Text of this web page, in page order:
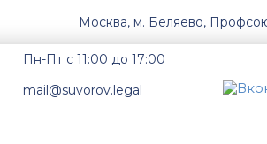
Москва, м. Беляево,
Пн-Пт с 11:00 до 17:00
mail@suvorov.legal